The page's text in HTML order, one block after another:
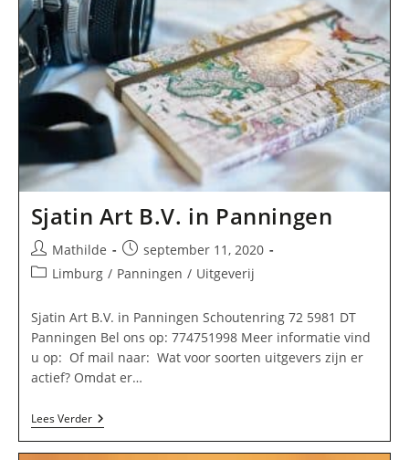
Sjatin Art B.V. in Panningen
Bericht
auteur:
Mathilde
Bericht
gepubliceerd
september 11, 2020
Berichtcategorie:
Limburg / Panningen / Uitgeverij
Sjatin Art B.V. in Panningen Schoutenring 72 5981 DT
Panningen Bel ons op: 774751998 Meer informatie vind
u op: Of mail naar: Wat voor soorten uitgevers zijn er
actief? Omdat er…
Lees VerderSjatin
Art